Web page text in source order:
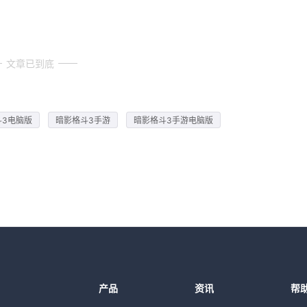
文章已到底
3电脑版 暗影格斗3手游 暗影格斗3手游电脑版
产品 资讯 帮